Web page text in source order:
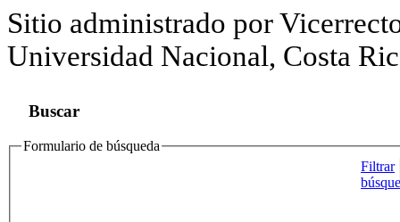
Sitio administrado por
Universidad Nacional, Costa
Buscar
Formulario de búsqueda
Filtrar